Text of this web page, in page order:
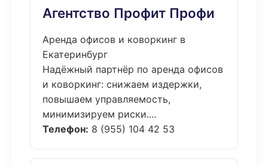
Агентство Профит Профи
Аренда офисов и коворкинг в
Екатеринбург
Надёжный партнёр по аренда офисов
и коворкинг: снижаем издержки,
повышаем управляемость,
минимизируем риски....
Телефон: 8 (955) 104 42 53